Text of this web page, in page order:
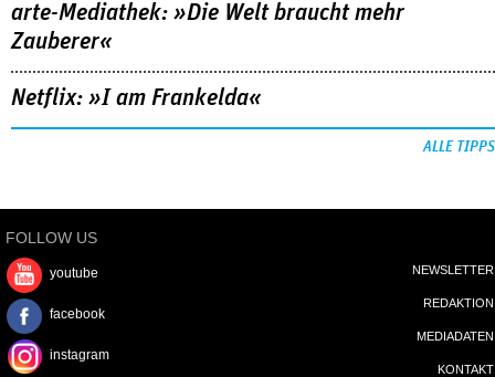
arte-Mediathek: »Die Welt braucht mehr
Zauberer«
Netflix: »I am Frankelda«
ALLE TIPPS
FOLLOW US
youtube
facebook
instagram
NEWSLETTER
REDAKTION
MEDIADATEN
KONTAKT